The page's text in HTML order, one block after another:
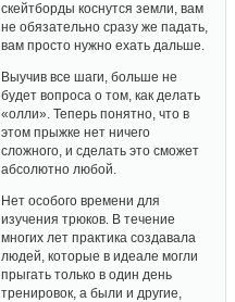
скейтборды коснутся земли, вам
не обязательно сразу же падать,
вам просто нужно ехать дальше.
Выучив все шаги, больше не
будет вопроса о том, как делать
«олли». Теперь понятно, что в
этом прыжке нет ничего
сложного, и сделать это сможет
абсолютно любой.
Нет особого времени для
изучения трюков. В течение
многих лет практика создавала
людей, которые в идеале могли
прыгать только в один день
тренировок, а были и другие,